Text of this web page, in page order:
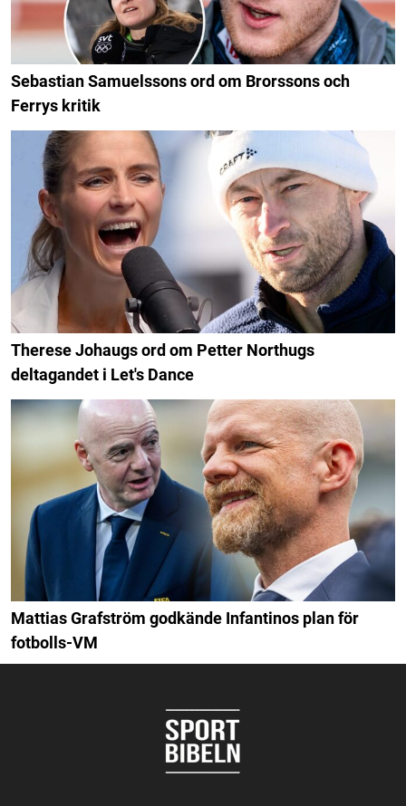
Sebastian Samuelssons ord om Brorssons och
Ferrys kritik
Therese Johaugs ord om Petter Northugs
deltagandet i Let's Dance
Mattias Grafström godkände Infantinos plan för
fotbolls-VM